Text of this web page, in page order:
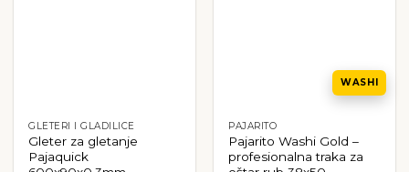
GLETERI I GLADILICE
Gleter za gletanje
Pajaquick
WASHI
PAJARITO
Pajarito Washi Gold –
profesionalna traka za